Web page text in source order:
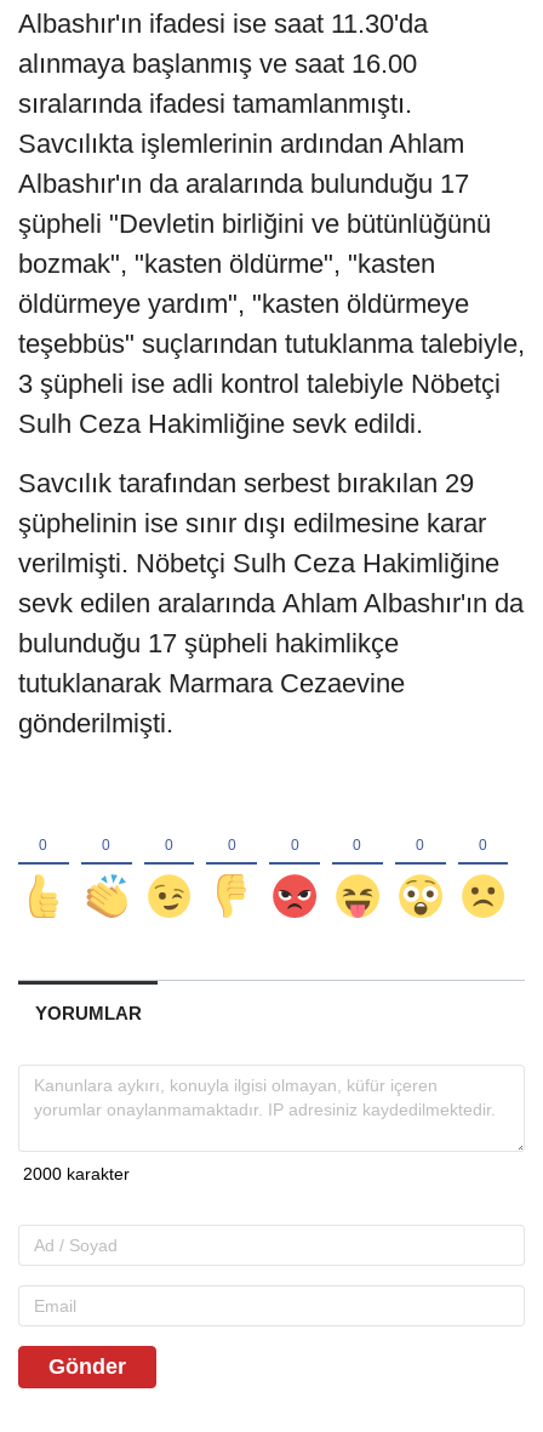
Albashır'ın ifadesi ise saat 11.30'da
alınmaya başlanmış ve saat 16.00
sıralarında ifadesi tamamlanmıştı.
Savcılıkta işlemlerinin ardından Ahlam
Albashır'ın da aralarında bulunduğu 17
şüpheli "Devletin birliğini ve bütünlüğünü
bozmak", "kasten öldürme", "kasten
öldürmeye yardım", "kasten öldürmeye
teşebbüs" suçlarından tutuklanma talebiyle,
3 şüpheli ise adli kontrol talebiyle Nöbetçi
Sulh Ceza Hakimliğine sevk edildi.
Savcılık tarafından serbest bırakılan 29
şüphelinin ise sınır dışı edilmesine karar
verilmişti. Nöbetçi Sulh Ceza Hakimliğine
sevk edilen aralarında Ahlam Albashır'ın da
bulunduğu 17 şüpheli hakimlikçe
tutuklanarak Marmara Cezaevine
gönderilmişti.
YORUMLAR
Gönder